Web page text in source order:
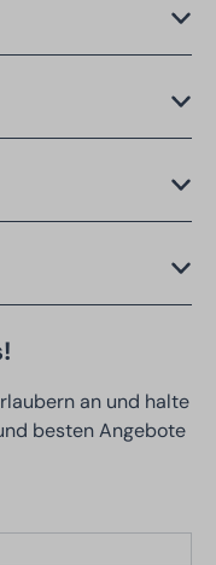
an und halte
besten Angebote